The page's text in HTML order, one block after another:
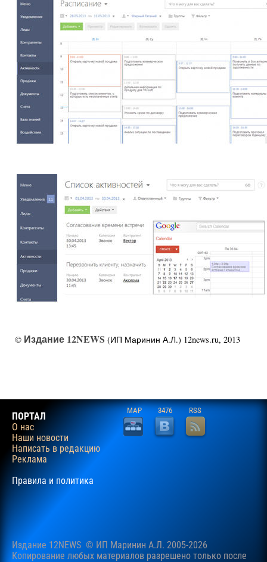
© Издание 12NEWS (ИП Маринин А.Л.) 12news.ru, 2013
ПОРТАЛ
О нас
Наши новости
Написать в редакцию
Реклама
Правила и политика
MAP 3476 RSS
Издание 12NEWS © ИП Маринин А.Л. 2005-2026
Копирование любых материалов разрешено только после